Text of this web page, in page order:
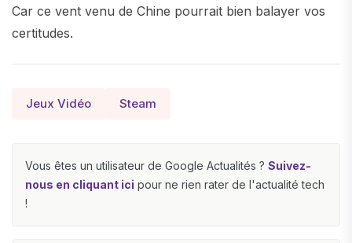
Car ce vent venu de Chine pourrait bien balayer vos
certitudes.
Jeux Vidéo Steam
Vous êtes un utilisateur de Google Actualités ? Suivez-
nous en cliquant ici pour ne rien rater de l'actualité tech
!